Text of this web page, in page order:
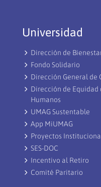
Universidad
Dirección de
Fondo Solidario
Dirección General de
Dirección de Equidad
Humanos
UMAG Sustentable
App MiUMAG
Proyectos
SES-DOC
Incentivo al Retiro
Comité Paritario